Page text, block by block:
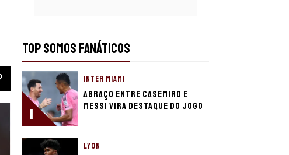
TOP SOMOS FANÁTICOS
1
INTER MIAMI
Abraço entre Casemiro e
Messi vira destaque do jogo
LYON